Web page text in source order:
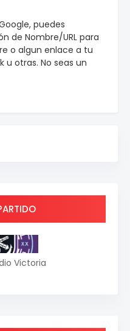
puedes
de Nombre/URL para
o algun enlace a tu
u otras. No seas un
Victoria